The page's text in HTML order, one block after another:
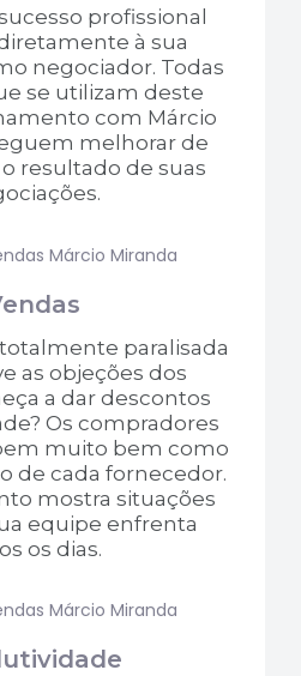
profissional
à sua
negociador. Todas
se utilizam deste
com Márcio
melhorar de
resultado de suas
paralisada
as objeções dos
a dar descontos
Os compradores
muito bem como
de cada fornecedor.
mostra situações
equipe enfrenta
os dias.